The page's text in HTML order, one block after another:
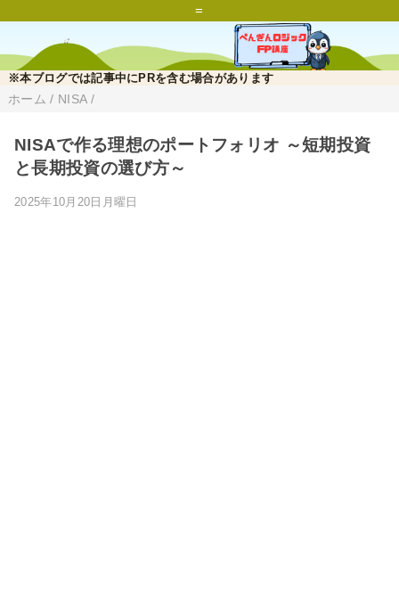
=
※本ブログでは記事中にPRを含む場合があります
ホーム / NISA /
NISAで作る理想のポートフォリオ ～短期投資
と長期投資の選び方～
2025年10月20日月曜日